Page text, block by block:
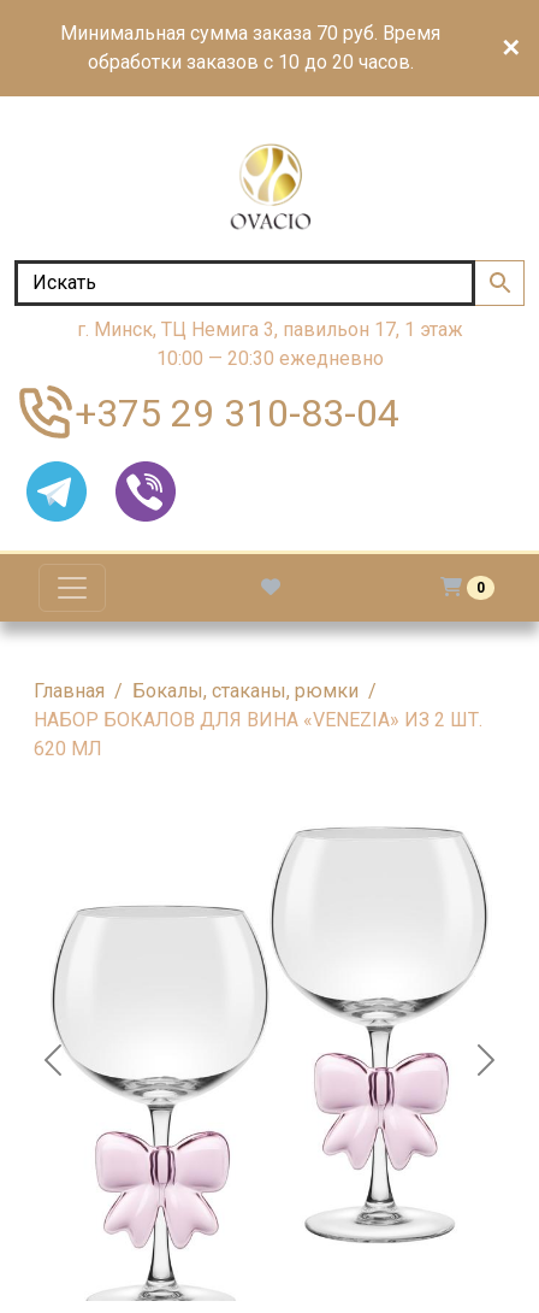
Минимальная сумма заказа 70 руб. Время
обработки заказов с 10 до 20 часов.
✕
г. Минск, ТЦ Немига 3, павильон 17, 1 этаж
10:00 — 20:30 ежедневно
+375 29 310-83-04
0
Главная
Бокалы, стаканы, рюмки
НАБОР БОКАЛОВ ДЛЯ ВИНА «VENEZIA» ИЗ 2 ШТ.
620 МЛ
Previous Next